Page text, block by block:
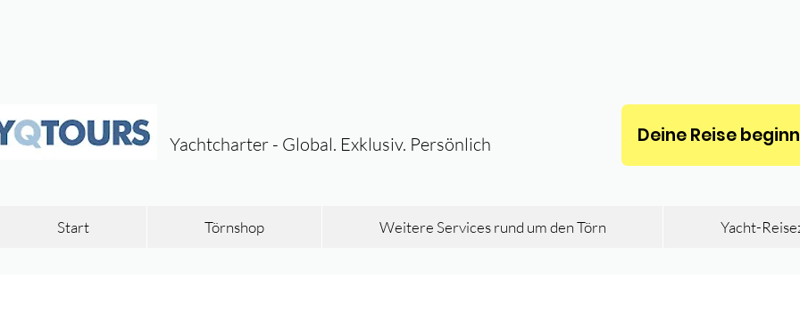
Yachtcharter - Global. Exklusiv. Persönlich Deine Reise
Start Törnshop Weitere Services rund um den Törn Yacht-